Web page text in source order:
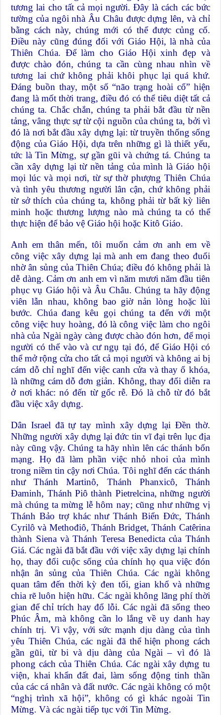
tương lai cho tất cả mọi người. Đây là cách các bức
tường của ngôi nhà Âu Châu được dựng lên, và chỉ
bằng cách này, chúng mới có thể được củng cố.
Điều này cũng đúng đối với Giáo Hội, là nhà của
Thiên Chúa. Để làm cho Giáo Hội xinh đẹp và
được chào đón, chúng ta cần cùng nhau nhìn về
tương lai chứ không phải khôi phục lại quá khứ.
Đáng buồn thay, một số “não trạng hoài cổ” hiện
đang là mốt thời trang, điều đó có thể tiêu diệt tất cả
chúng ta. Chắc chắn, chúng ta phải bắt đầu từ nền
tảng, vâng thực sự từ cội nguồn của chúng ta, bởi vì
đó là nơi bắt đầu xây dựng lại: từ truyền thống sống
động của Giáo Hội, dựa trên những gì là thiết yếu,
tức là Tin Mừng, sự gần gũi và chứng tá. Chúng ta
cần xây dựng lại từ nền tảng của mình là Giáo hội
mọi lúc và mọi nơi, từ sự thờ phượng Thiên Chúa
và tình yêu thương người lân cận, chứ không phải
từ sở thích của chúng ta, không phải từ bất kỳ liên
minh hoặc thương lượng nào mà chúng ta có thể
thực hiện để bảo vệ Giáo hội hoặc Kitô Giáo.
Anh em thân mến, tôi muốn cảm ơn anh em về
công việc xây dựng lại mà anh em đang theo đuổi
nhờ ân sủng của Thiên Chúa; điều đó không phải là
dễ dàng. Cảm ơn anh em vì năm mươi năm đầu tiên
phục vụ Giáo hội và Âu Châu. Chúng ta hãy động
viên lẫn nhau, không bao giờ nản lòng hoặc lùi
bước. Chúa đang kêu gọi chúng ta đến với một
công việc huy hoàng, đó là công việc làm cho ngôi
nhà của Ngài ngày càng được chào đón hơn, để mọi
người có thể vào và cư ngụ tại đó, để Giáo Hội có
thể mở rộng cửa cho tất cả mọi người và không ai bị
cám dỗ chỉ nghĩ đến việc canh cửa và thay ổ khóa,
là những cám dỗ đơn giản. Không, thay đổi diễn ra
ở nơi khác: nó đến từ gốc rễ. Đó là chỗ từ đó bắt
đầu việc xây dựng.
Dân Israel đã tự tay mình xây dựng lại Đền thờ.
Những người xây dựng lại đức tin vĩ đại trên lục địa
này cũng vậy. Chúng ta hãy nhìn lên các thánh bổn
mạng. Họ đã làm phần việc nhỏ nhoi của mình
trong niềm tin cậy nơi Chúa. Tôi nghĩ đến các thánh
như Thánh Martinô, Thánh Phanxicô, Thánh
Đaminh, Thánh Piô thành Pietrelcina, những người
mà chúng ta mừng lễ hôm nay; cũng như những vị
Thánh Bảo trợ khác như Thánh Biển Đức, Thánh
Cyrilô và Methođiô, Thánh Bridget, Thánh Catêrina
thành Siena và Thánh Teresa Benedicta của Thánh
Giá. Các ngài đã bắt đầu với việc xây dựng lại chính
họ, thay đổi cuộc sống của chính họ qua việc đón
nhận ân sủng của Thiên Chúa. Các ngài không
quan tâm đến thời kỳ đen tối, gian khổ và những
chia rẽ luôn hiện hữu. Các ngài không lãng phí thời
gian để chỉ trích hay đổ lỗi. Các ngài đã sống theo
Phúc Âm, mà không cần lo lắng về uy danh hay
chính trị. Vì vậy, với sức mạnh dịu dàng của tình
yêu Thiên Chúa, các ngài đã thể hiện phong cách
gần gũi, từ bi và dịu dàng của Ngài – vì đó là
phong cách của Thiên Chúa. Các ngài xây dựng tu
viện, khai khẩn đất đai, làm sống động tinh thần
của các cá nhân và đất nước. Các ngài không có một
“nghị trình xã hội”, không có gì khác ngoài Tin
Mừng. Và các ngài tiếp tục với Tin Mừng.